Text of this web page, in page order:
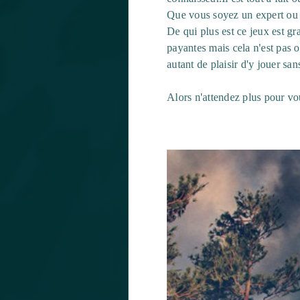
Que vous soyez un expert ou
De qui plus est ce jeux est
payantes mais cela n'est pas
autant de plaisir d'y jouer
Alors n'attendez plus pour